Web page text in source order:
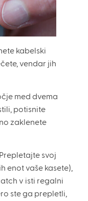
kabelski
vendar jih
med dvema
potisnite
zaklenete
svoj
enot vaše kasete),
v isti regalni
ste ga prepletli,